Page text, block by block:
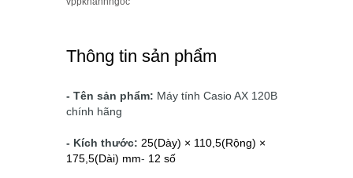
Thông tin sản phẩm
- Tên sản phẩm: Máy tính Casio AX 120B
chính hãng
- Kích thước: 25(Dày) × 110,5(Rộng) ×
175,5(Dài) mm- 12 số